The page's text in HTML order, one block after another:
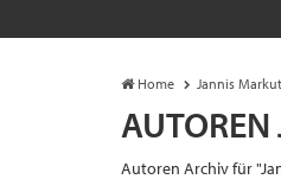
Home Jannis Markut
Autoren Archiv für